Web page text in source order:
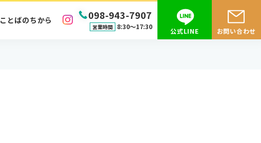
098-943-7907
営業時間 8:30〜17:30
ことばのちから
公式LINE お問い合わせ